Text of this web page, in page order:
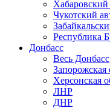
Хабаровский
Чукотский
Республика
Донбасс
Весь Донбасс
Запорожская
Херсонская
ЛНР
ДНР